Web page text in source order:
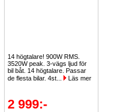
14 högtalare! 900W RMS.
3520W peak. 3-vägs ljud för
bil båt. 14 högtalare. Passar
de flesta bilar. 4st...
Läs mer
2 999:-